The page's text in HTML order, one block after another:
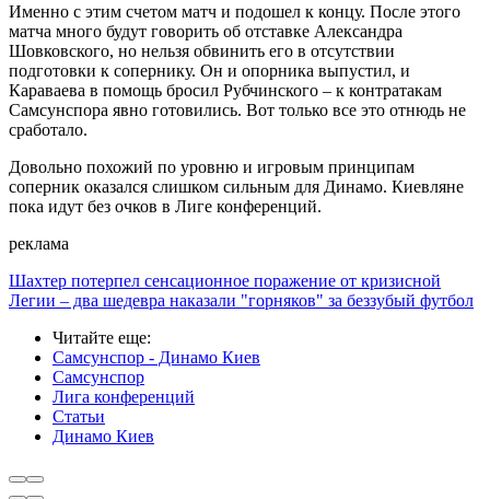
Именно с этим счетом матч и подошел к концу. После этого
матча много будут говорить об отставке Александра
Шовковского, но нельзя обвинить его в отсутствии
подготовки к сопернику. Он и опорника выпустил, и
Караваева в помощь бросил Рубчинского – к контратакам
Самсунспора явно готовились. Вот только все это отнюдь не
сработало.
Довольно похожий по уровню и игровым принципам
соперник оказался слишком сильным для Динамо. Киевляне
пока идут без очков в Лиге конференций.
реклама
Шахтер потерпел сенсационное поражение от кризисной
Легии – два шедевра наказали "горняков" за беззубый футбол
Читайте еще:
Самсунспор - Динамо Киев
Самсунспор
Лига конференций
Статьи
Динамо Киев